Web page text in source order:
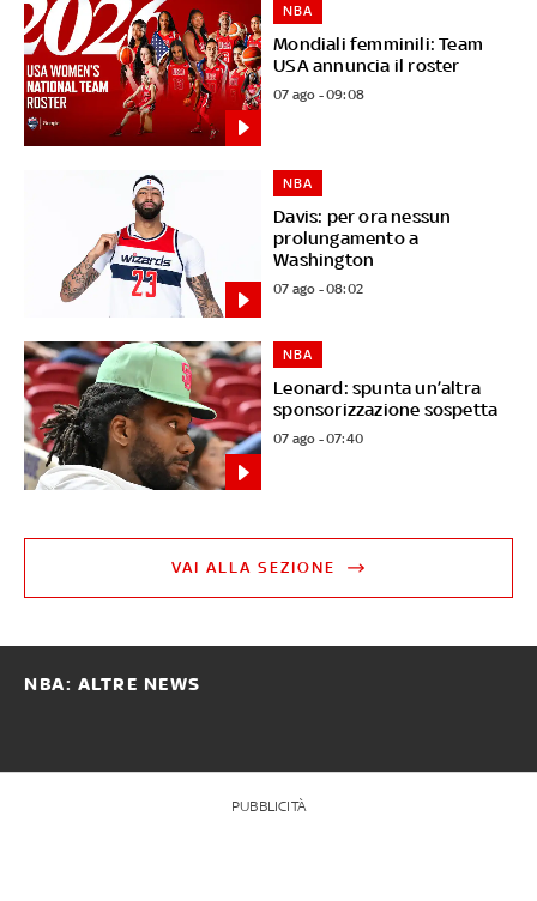
Mondiali femminili: Team
USA annuncia il roster
NBA
07 ago - 09:08
Davis: per ora nessun
prolungamento a
Washington
NBA
07 ago - 08:02
Leonard: spunta un’altra
sponsorizzazione sospetta
NBA
07 ago - 07:40
VAI ALLA SEZIONE
NBA: ALTRE NEWS
PUBBLICITÀ